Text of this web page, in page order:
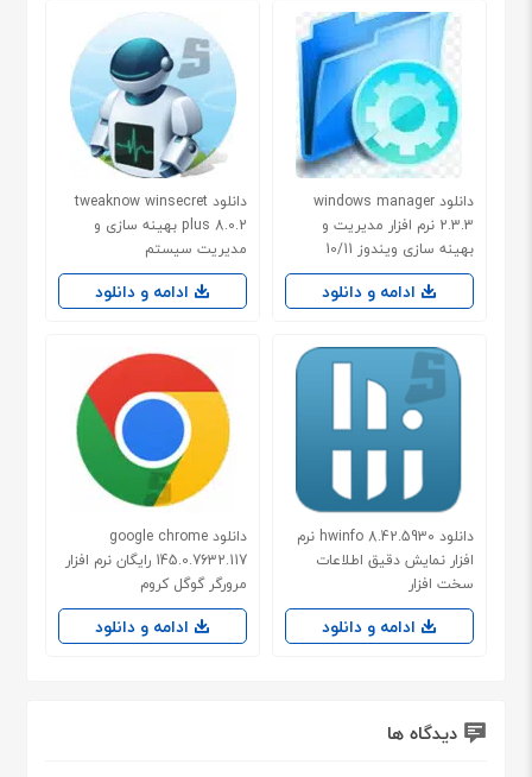
دانلود windows manager
2.3.3 نرم افزار مدیریت و
بهینه سازی ویندوز 10/11
ادامه و دانلود
دانلود tweaknow winsecret
plus 8.0.2 بهینه سازی و
مدیریت سیستم
ادامه و دانلود
دانلود hwinfo 8.42.5930 نرم
افزار نمایش دقیق اطلاعات
سخت افزار
ادامه و دانلود
دانلود google chrome
145.0.7632.117 رایگان نرم افزار
مرورگر گوگل کروم
ادامه و دانلود
دیدگاه ها